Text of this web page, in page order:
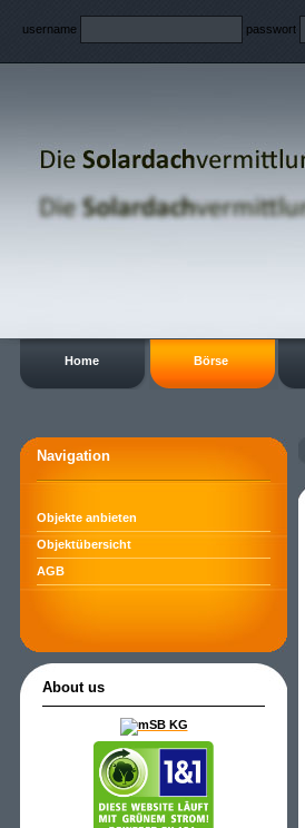
username passwort
Home Börse
Navigation
Objekte anbieten
Objektübersicht
AGB
About us